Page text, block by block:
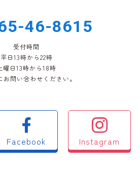
46-8615
受付時間
平日13時から22時
曜日13時から18時
お問い合わせください。
Facebook Instagram